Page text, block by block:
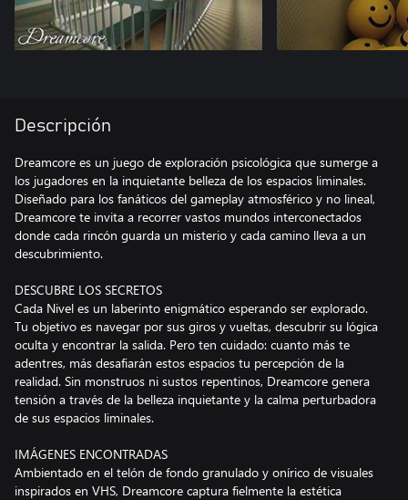
Descripción
Dreamcore es un juego de exploración psicológica que sumerge a
los jugadores en la inquietante belleza de los espacios liminales.
Diseñado para los fanáticos del gameplay atmosférico y no lineal,
Dreamcore te invita a recorrer vastos mundos interconectados
donde cada rincón guarda un misterio y cada camino lleva a un
descubrimiento.
DESCUBRE LOS SECRETOS
Cada Nivel es un laberinto enigmático esperando ser explorado.
Tu objetivo es navegar por sus giros y vueltas, descubrir su lógica
oculta y encontrar la salida. Pero ten cuidado: cuanto más te
adentres, más desafiarán estos espacios tu percepción de la
realidad. Sin monstruos ni sustos repentinos, Dreamcore genera
tensión a través de la belleza inquietante y la calma perturbadora
de sus espacios liminales.
IMÁGENES ENCONTRADAS
Ambientado en el telón de fondo granulado y onírico de visuales
inspirados en VHS, Dreamcore captura fielmente la estética